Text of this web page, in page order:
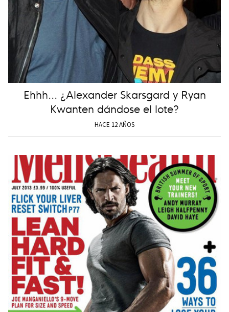
Ehhh... ¿Alexander Skarsgard y Ryan
Kwanten dándose el lote?
HACE 12 AÑOS